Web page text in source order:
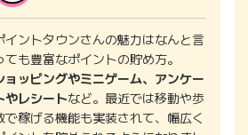
イントタウンさんの魅力はなんと言
ても豊富なポイントの貯め方。
ョッピングやミニゲーム、アンケー
やレシートなど。最近では移動や歩
で稼げる機能も実装されて、幅広く